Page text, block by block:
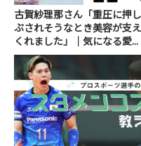
古賀紗理那さん「重圧に押
ぶされそうなとき美容が支
くれました」｜気になる愛...